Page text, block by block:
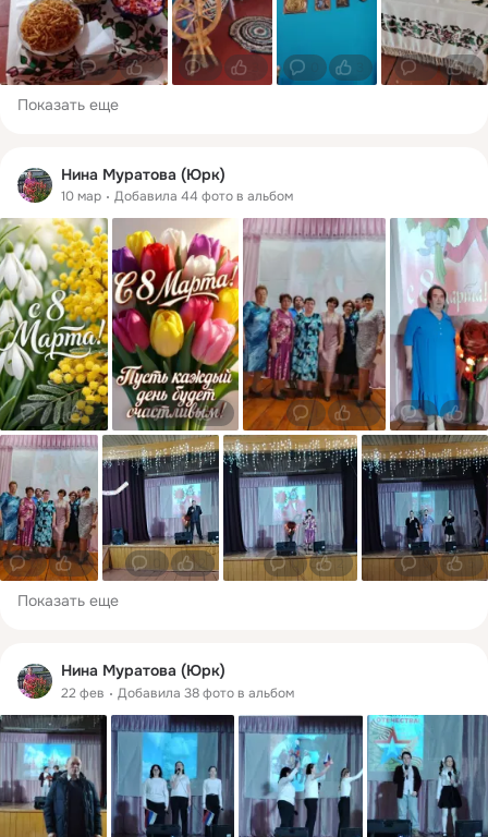
0 3 0 0 3
Показать еще
Нина Муратова (Юрк)
10 мар Добавила 44 фото в альбом
0 3 0 2 1 44 0 5
0 4 2 0 2 0 5
Показать еще
Нина Муратова (Юрк)
22 фев Добавила 38 фото в альбом